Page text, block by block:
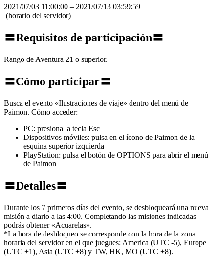
2021/07/03 11:00:00 – 2021/07/13 03:59:59
(horario del servidor)
〓Requisitos de participación〓
Rango de Aventura 21 o superior.
〓Cómo participar〓
Busca el evento «Ilustraciones de viaje» dentro del menú de
Paimon. Cómo acceder:
PC: presiona la tecla Esc
Dispositivos móviles: pulsa en el ícono de Paimon de la
esquina superior izquierda
PlayStation: pulsa el botón de OPTIONS para abrir el menú
de Paimon
〓Detalles〓
Durante los 7 primeros días del evento, se desbloqueará una nueva
misión a diario a las 4:00. Completando las misiones indicadas
podrás obtener «Acuarelas».
*La hora de desbloqueo se corresponde con la hora de la zona
horaria del servidor en el que juegues: America (UTC -5), Europe
(UTC +1), Asia (UTC +8) y TW, HK, MO (UTC +8).